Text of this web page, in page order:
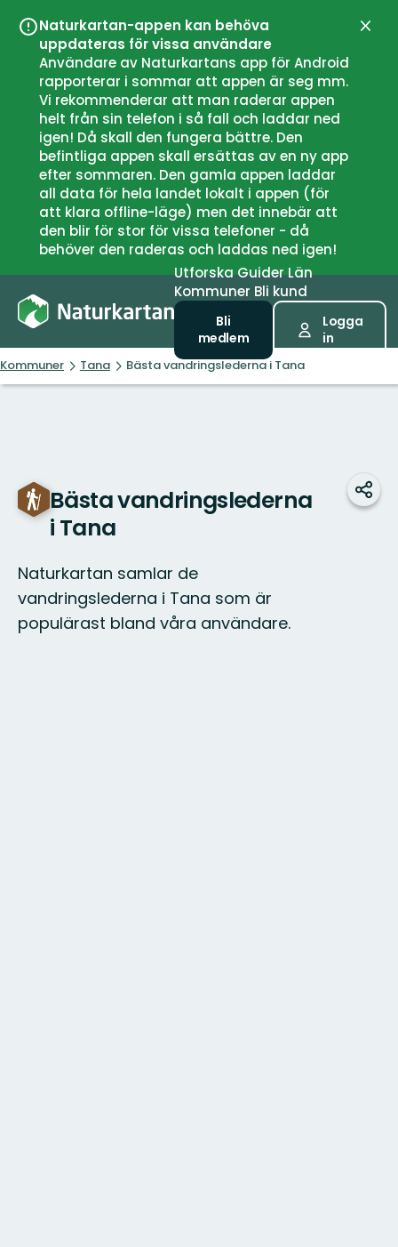
Naturkartan-appen kan behöva
uppdateras för vissa användare
Användare av Naturkartans app för Android
rapporterar i sommar att appen är seg mm.
Vi rekommenderar att man raderar appen
helt från sin telefon i så fall och laddar ned
igen! Då skall den fungera bättre. Den
befintliga appen skall ersättas av en ny app
efter sommaren. Den gamla appen laddar
all data för hela landet lokalt i appen (för
att klara offline-läge) men det innebär att
den blir för stor för vissa telefoner - då
behöver den raderas och laddas ned igen!
UtforskaGuiderLän
Kommuner Bli kund
Bli
medlem
Logga
in
Kommuner Tana Bästa vandringslederna i Tana
Bästa vandringslederna
i Tana
Naturkartan samlar de
vandringslederna i Tana som är
populärast bland våra användare.
Dela